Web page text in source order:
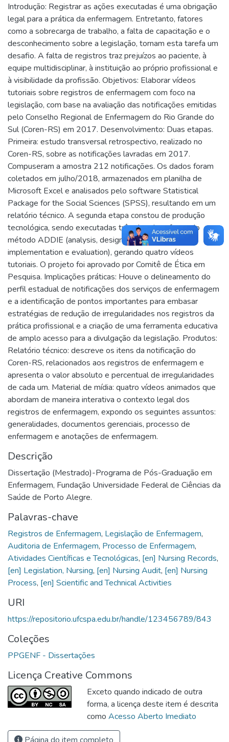
Introdução: Registrar as ações executadas é uma obrigação
legal para a prática da enfermagem. Entretanto, fatores
como a sobrecarga de trabalho, a falta de capacitação e o
desconhecimento sobre a legislação, tornam esta tarefa um
desafio. A falta de registros traz prejuízos ao paciente, à
equipe multidisciplinar, à instituição ao próprio profissional e
à visibilidade da profissão. Objetivos: Elaborar vídeos
tutoriais sobre registros de enfermagem com foco na
legislação, com base na avaliação das notificações emitidas
pelo Conselho Regional de Enfermagem do Rio Grande do
Sul (Coren-RS) em 2017. Desenvolvimento: Duas etapas.
Primeira: estudo transversal retrospectivo, realizado no
Coren-RS, sobre as notificações lavradas em 2017.
Compuseram a amostra 212 notificações. Os dados foram
coletados em julho/2018, armazenados em planilha de
Microsoft Excel e analisados pelo software Statistical
Package for the Social Sciences (SPSS), resultando em um
relatório técnico. A segunda etapa constou de produção
tecnológica, sendo executadas três das cinco fases do
método ADDIE (analysis, design, development,
implementation e evaluation), gerando quatro vídeos
tutoriais. O projeto foi aprovado por Comitê de Ética em
Pesquisa. Implicações práticas: Houve o delineamento do
perfil estadual de notificações dos serviços de enfermagem
e a identificação de pontos importantes para embasar
estratégias de redução de irregularidades nos registros da
prática profissional e a criação de uma ferramenta educativa
de amplo acesso para a divulgação da legislação. Produtos:
Relatório técnico: descreve os itens da notificação do
Coren-RS, relacionados aos registros de enfermagem e
apresenta o valor absoluto e percentual de irregularidades
de cada um. Material de mídia: quatro vídeos animados que
abordam de maneira interativa o contexto legal dos
registros de enfermagem, expondo os seguintes assuntos:
generalidades, documentos gerenciais, processo de
enfermagem e anotações de enfermagem.
Descrição
Dissertação (Mestrado)-Programa de Pós-Graduação em
Enfermagem, Fundação Universidade Federal de Ciências da
Saúde de Porto Alegre.
Palavras-chave
Registros de Enfermagem, Legislação de Enfermagem,
Auditoria de Enfermagem, Processo de Enfermagem,
Atividades Científicas e Tecnológicas, [en] Nursing Records,
[en] Legislation, Nursing, [en] Nursing Audit, [en] Nursing
Process, [en] Scientific and Technical Activities
URI
https://repositorio.ufcspa.edu.br/handle/123456789/843
Coleções
PPGENF - Dissertações
Licença Creative Commons
Exceto quando indicado de outra
forma, a licença deste item é descrita
como Acesso Aberto Imediato
Página do item completo